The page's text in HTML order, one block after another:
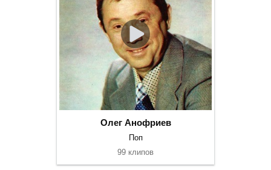
Олег Анофриев
Поп
99 клипов